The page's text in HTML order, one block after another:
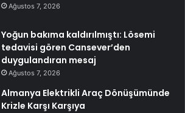
Ağustos 7, 2026
Yoğun bakıma kaldırılmıştı: Lösemi
tedavisi gören Cansever’den
duygulandıran mesaj
Ağustos 7, 2026
Almanya Elektrikli Araç Dönüşümünde
Krizle Karşı Karşıya